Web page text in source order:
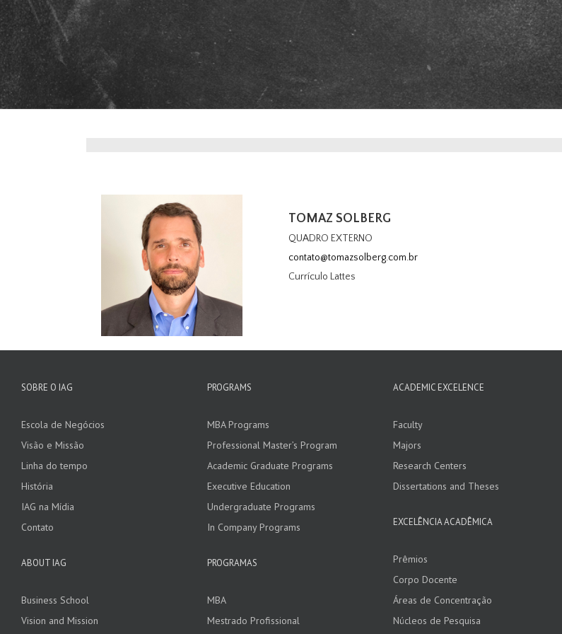
TOMAZ SOLBERG
QUADRO EXTERNO
contato@tomazsolberg.com.br
Currículo Lattes
SOBRE O IAG
Escola de Negócios
Visão e Missão
Linha do tempo
História
IAG na Mídia
Contato
ABOUT IAG
Business School
Vision and Mission
PROGRAMS
MBA Programs
Professional Master’s Program
Academic Graduate Programs
Executive Education
Undergraduate Programs
In Company Programs
PROGRAMAS
MBA
Mestrado Profissional
ACADEMIC EXCELENCE
Faculty
Majors
Research Centers
Dissertations and Theses
EXCELÊNCIA ACADÊMICA
Prêmios
Corpo Docente
Áreas de Concentração
Núcleos de Pesquisa